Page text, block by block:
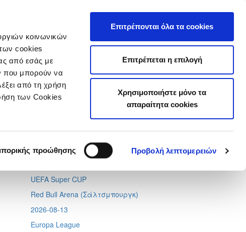
κοινωνικών
cookies
από εσάς με
που μπορούν να
από τη χρήση
των Cookies
προώθησης Προβολή λεπτομερειών
Επιτρέπονται όλα τα cookies
Επιτρέπεται η επιλογή
Χρησιμοποιήστε μόνο τα
απαραίτητα cookies
Next
Tweets by CyprusFA
Προσεχή γεγονότα
Conference League
Απόλλων - Μπραν
UEFA Super CUP
Red Bull Arena (Σάλτσμπουργκ)
2026-08-13
Europa League